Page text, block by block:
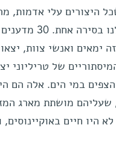
היצורים עלי אדמות,
בני-האדם,
ימאים ואנשי צוות,
של טריליוני
במי הים. אלה הם
שעליהם מושתת מארג
היו חיים